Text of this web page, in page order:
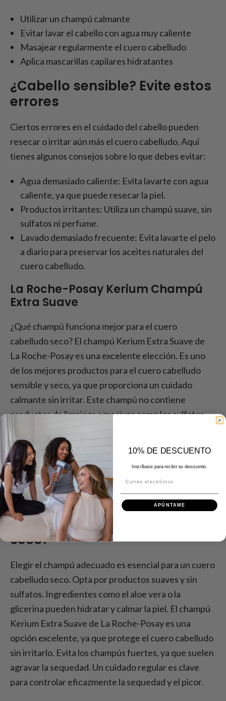
Utilizar un champú calmante
Evitar lavar el cabello con agua muy caliente
Masajear regularmente el cuero cabelludo
Aplica mascarillas capilares hidratantes
¿Cabello sensible? Evite estos
errores
Ciertos errores en el cuidado del cabello pueden
resecar o irritar aún más el cuero cabelludo. Aquí
tienes algunos consejos sobre lo que debes evitar:
Agua demasiado caliente: Evita lavarte con agua
caliente, ya que puede resecar la piel.
Productos irritantes: Utiliza un champú suave, sin
sulfatos ni perfume.
Lavado demasiado frecuente: Evita lavarte el pelo
a diario para preservar los aceites naturales del
cuero cabelludo.
La Roche-Posay Kerium Champú
Extra Suave
¿Qué champú funciona mejor para el cuero
cabelludo seco? El champú Kerium Extra Suave de
La Roche-Posay es una excelente elección. Es uno
de los mejores productos para el cuero cabelludo
sensible y seco, ya que proporciona un cuidado
calmante sin irritar. Este champú no contiene
productos de limpieza agresivos como los sulfatos,
por lo que es especialmente suave con el cabello.
Ideal para uso diario, hidrata y ayuda a aliviar el picor,
con una fórmula suave que protege la barrera
natural de la piel.
Conclusión - ¿Qué champú es
mejor para el cuero cabelludo
seco?
Elegir el champú adecuado es esencial para un cuero
cabelludo seco. Opta por productos suaves y sin
sulfatos. Ingredientes como el aloe vera o la
glicerina pueden hidratar y calmar la piel. El champú
Kerium Extra Suave de La Roche-Posay es una
opción excelente, ya que protege el cuero cabelludo
sin irritarlo. Evita los champús fuertes, ya que suelen
agravar la sequedad. Un cuidado regular es clave
para controlar eficazmente la sequedad y el picor.
10% DE DESCUENTO
Inscríbase para recibir su descuento.
APÚNTAME